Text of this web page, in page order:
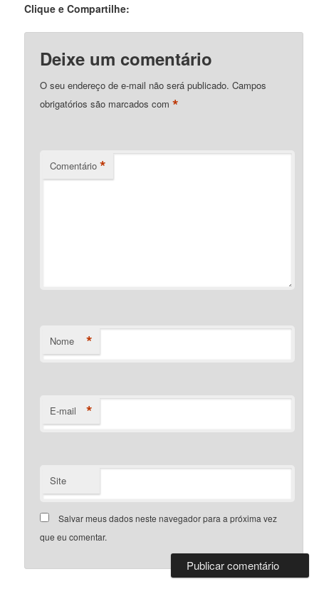
Clique e Compartilhe:
Deixe um comentário
O seu endereço de e-mail não será publicado. Campos
obrigatórios são marcados com*
Comentário *
Nome *
E-mail *
Site
Salvar meus dados neste navegador para a próxima vez
que eu comentar.